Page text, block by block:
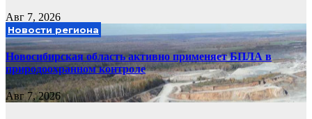
Авг 7, 2026
Новости региона
Новосибирская область активно применяет БПЛА в
природоохранном контроле
Авг 7, 2026